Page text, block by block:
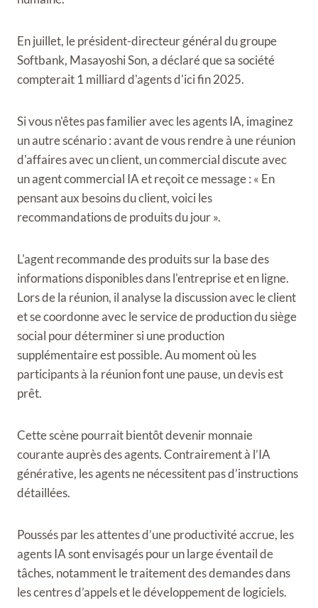
En juillet, le président-directeur général du groupe
Softbank, Masayoshi Son, a déclaré que sa société
compterait 1 milliard d'agents d'ici fin 2025.
Si vous n'êtes pas familier avec les agents IA, imaginez
un autre scénario : avant de vous rendre à une réunion
d'affaires avec un client, un commercial discute avec
un agent commercial IA et reçoit ce message : « En
pensant aux besoins du client, voici les
recommandations de produits du jour ».
L'agent recommande des produits sur la base des
informations disponibles dans l'entreprise et en ligne.
Lors de la réunion, il analyse la discussion avec le client
et se coordonne avec le service de production du siège
social pour déterminer si une production
supplémentaire est possible. Au moment où les
participants à la réunion font une pause, un devis est
prêt.
Cette scène pourrait bientôt devenir monnaie
courante auprès des agents. Contrairement à l’IA
générative, les agents ne nécessitent pas d’instructions
détaillées.
Poussés par les attentes d’une productivité accrue, les
agents IA sont envisagés pour un large éventail de
tâches, notamment le traitement des demandes dans
les centres d’appels et le développement de logiciels.